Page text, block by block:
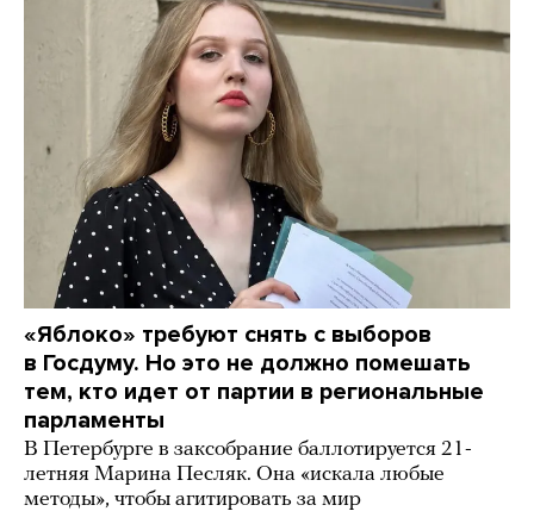
«Яблоко» требуют снять с выборов
в Госдуму. Но это не должно помешать
тем, кто идет от партии в региональные
парламенты
В Петербурге в заксобрание баллотируется 21-
летняя Марина Песляк. Она «искала любые
методы», чтобы агитировать за мир